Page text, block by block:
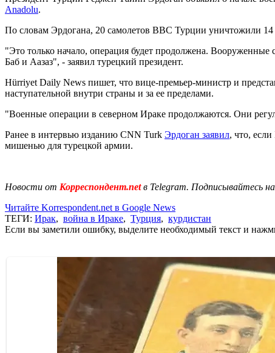
Anadolu.
По словам Эрдогана, 20 самолетов ВВС Турции уничтожили
"Это только начало, операция будет продолжена.
Баб и Аазаз", - заявил турецкий президент.
Hürriyet Daily News пишет, что вице-премьер-министр и
наступательной внутри страны и за ее пределами.
"Военные операции в северном Ираке продолжаются. Они
Ранее в интервью изданию CNN Turk Эрдоган заявил, что,
мишенью для турецкой армии.
Новости от Корреспондент.netв Telegram. Подписывайтесь
Читайте Korrespondent.net в Google News
ТЕГИ: Ирак, война в Ираке, Турция, курдистан
Если вы заметили ошибку, выделите необходимый текст и